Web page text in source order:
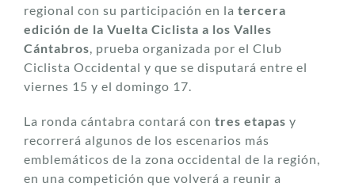
regional con su participación en la tercera
edición de la Vuelta Ciclista a los Valles
Cántabros, prueba organizada por el Club
Ciclista Occidental y que se disputará entre el
viernes 15 y el domingo 17.
La ronda cántabra contará con tres etapas y
recorrerá algunos de los escenarios más
emblemáticos de la zona occidental de la región,
en una competición que volverá a reunir a